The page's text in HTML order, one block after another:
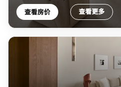
查看房价 查看更多